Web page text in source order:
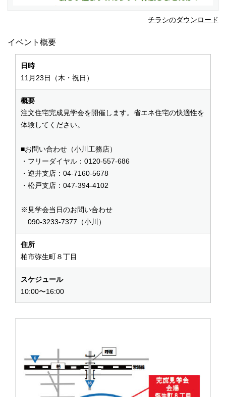
チラシのダウンロード
イベント概要
日時
11月23日（木・祝日）
概要
注文住宅完成見学会を開催します。省エネ住宅の快適性を
体験してください。
■お問い合わせ（小川工務店）
・フリーダイヤル：0120-557-686
・逆井支店：04-7160-5678
・松戸支店：047-394-4102
※見学会当日のお問い合わせ
090-3233-7377（小川）
住所
柏市弥生町８丁目
スケジュール
10:00〜16:00